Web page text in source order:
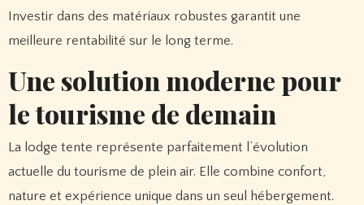
Investir dans des matériaux robustes garantit une
meilleure rentabilité sur le long terme.
Une solution moderne pour
le tourisme de demain
La lodge tente représente parfaitement l’évolution
actuelle du tourisme de plein air. Elle combine confort,
nature et expérience unique dans un seul hébergement.